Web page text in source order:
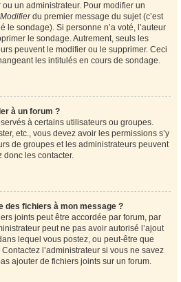
ou un administrateur. Pour modifier un
Modifierdu premier message du sujet (c’est
le sondage). Si personne n’a voté, l’auteur
le sondage. Autrement, seuls les
peuvent le modifier ou le supprimer. Ceci
les intitulés en cours de sondage.
à un forum ?
à certains utilisateurs ou groupes.
etc., vous devez avoir les permissions s’y
de groupes et les administrateurs peuvent
donc les contacter.
des fichiers à mon message ?
joints peut être accordée par forum, par
peut ne pas avoir autorisé l’ajout
lequel vous postez, ou peut-être que
l’administrateur si vous ne savez
ajouter de fichiers joints sur un forum.